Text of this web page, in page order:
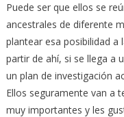
Puede ser que ellos se
ancestrales de diferente
plantear esa posibilidad a
partir de ahí, si se llega a
un plan de investigación
Ellos seguramente van a
muy importantes y les